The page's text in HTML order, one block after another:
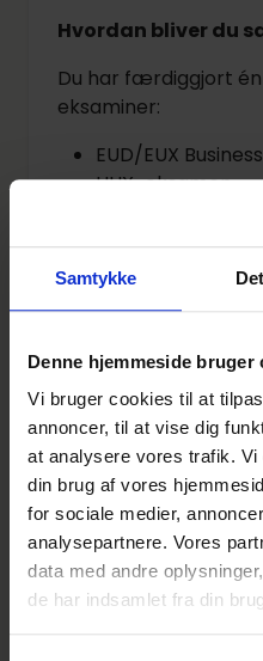
Samtykke
Denne hjemmeside bruger
Vi bruger cookies til at
annoncer, til at vise dig
at analysere vores trafik.
din brug af vores
for sociale medier,
analysepartnere. Vores
data med andre
de har indsamlet fra din
Hvordan bliver du
Du har færdiggjort
eksaminer:
EUD/EUX
HHX-eksamen
HTX-eksamen,
EUD/HGS
Du har interesse for
samarbejde og
fagligt, tager ansvar,
stræber efter
holdspiller.
Du har viljen og
andet til at yde
kundeservice og
som kundernes